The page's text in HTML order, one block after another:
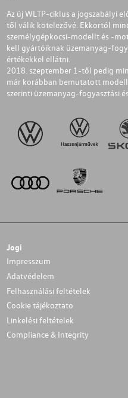
Az új WLTP-ciklus a jogszabályi
től válik kötelezővé. Ekkortól
személygépkocsi-modellt és -
kell gyártóiknak üzemanyag-
értékekkel ellátni.
2018. szeptember 1-től pedig
már korábban bemutatott
szerinti üzemanyag-fogyasztási
Jogi
Impresszum
Adatvédelem
Felhasználási feltételek
Cookie tájékoztato
Linkelési feltételek
Compliance & Integrity